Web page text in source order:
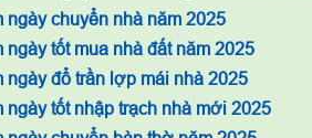
ngày chuyển nhà năm 2025
ngày tốt mua nhà đất năm 2025
ngày đổ trần lợp mái nhà 2025
ngày tốt nhập trạch nhà mới 2025